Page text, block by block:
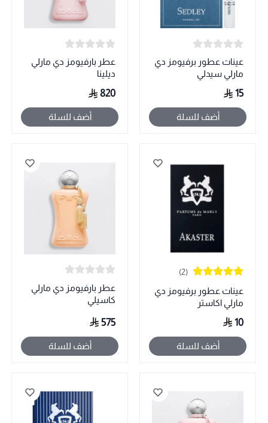
عينات عطور برفيومز دي
مارلي سيدلي
15
أضف للسلة
عطر بارفيومز دي مارلي
ديلينا
820
أضف للسلة
(2)
عينات عطور برفيومز دي
مارلي اكاستر
10
أضف للسلة
عطر بارفيومز دي مارلي
كاسيلي
575
أضف للسلة